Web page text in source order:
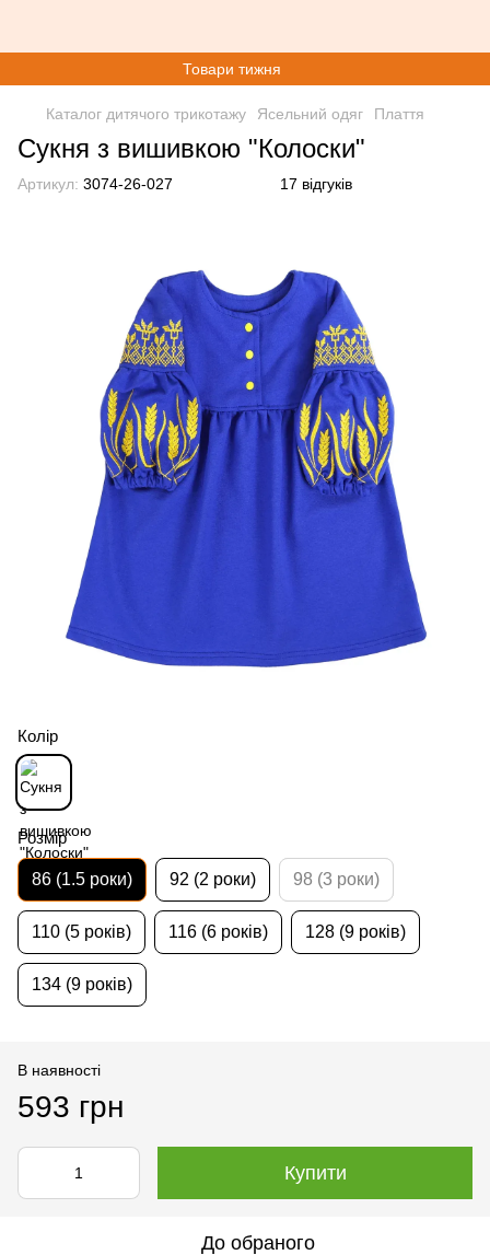
Товари тижня
Каталог дитячого трикотажу Ясельний одяг Плаття
Сукня з вишивкою "Колоски"
Артикул: 3074-26-027 17 відгуків
Колір
Розмір
86 (1.5 роки) 92 (2 роки) 98 (3 роки)
110 (5 років) 116 (6 років) 128 (9 років)
134 (9 років)
В наявності
593 грн
Купити
До обраного